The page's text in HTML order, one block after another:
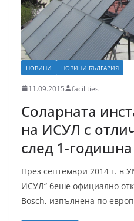
НОВИНИ НОВИНИ БЪЛГАРИЯ
11.09.2015 facilities
Соларната
нa ИСУЛ с
след 1-
През септември 2014 г. в
ИСУЛ“ беше официално
Bosch, изпълнена по